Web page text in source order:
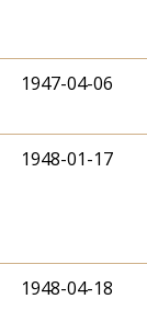
1947-04-06
1948-01-17
1948-04-18